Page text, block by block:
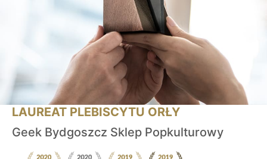
LAUREAT PLEBISCYTU ORŁY
Geek Bydgoszcz Sklep Popkulturowy